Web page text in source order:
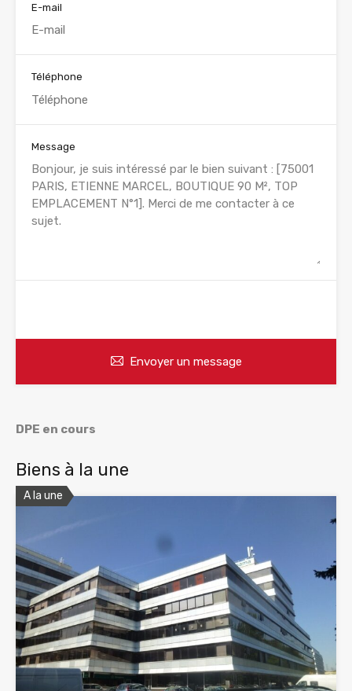
E-mail
Téléphone
Message
Envoyer un message
DPE en cours
Biens à la une
A la une